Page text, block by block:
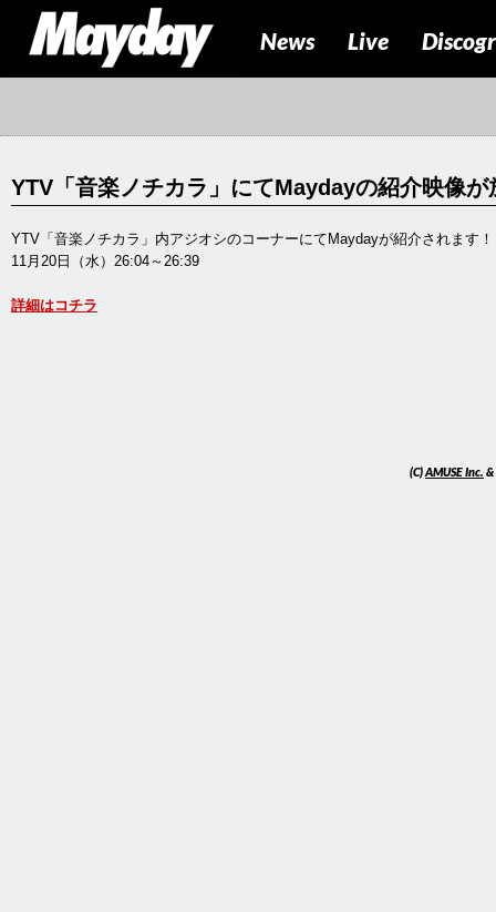
News Live
YTV「音楽ノチカラ」にてMaydayの紹介映像が
YTV「音楽ノチカラ」内アジオシのコーナーにてMaydayが紹介されます！
11月20日（水）26:04～26:39
詳細はコチラ
(C)AMUSE Inc. &